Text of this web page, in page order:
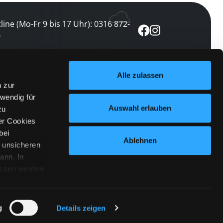
zur
für
Cookies
unsicheren
In
werden.
links
Details zeigen
Alle zulassen
Auswahl erlauben
Ablehnen
(Mo-Fr 9 bis 17 Uhr): 0316 872-
abonnieren
keine Veranstaltung verpassen
abonnieren